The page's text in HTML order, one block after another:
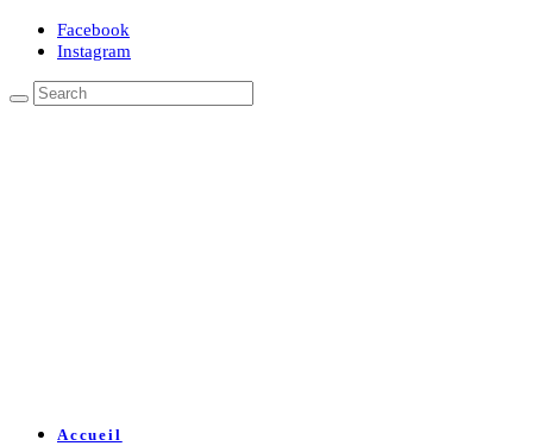
Facebook
Instagram
Accueil